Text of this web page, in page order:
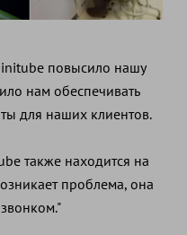
повысило нашу
нам обеспечивать
для наших клиентов.
также находится на
проблема, она